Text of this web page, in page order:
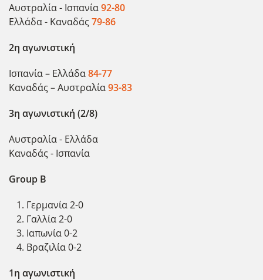
Αυστραλία - Ισπανία92-80
Ελλάδα - Καναδάς79-86
2η αγωνιστική
Ισπανία – Ελλάδα84-77
Καναδάς – Αυστραλία93-83
3η αγωνιστική (2/8)
Αυστραλία - Ελλάδα
Καναδάς - Ισπανία
Group B
Γερμανία 2-0
Γαλλία 2-0
Ιαπωνία 0-2
Βραζιλία 0-2
1η αγωνιστική